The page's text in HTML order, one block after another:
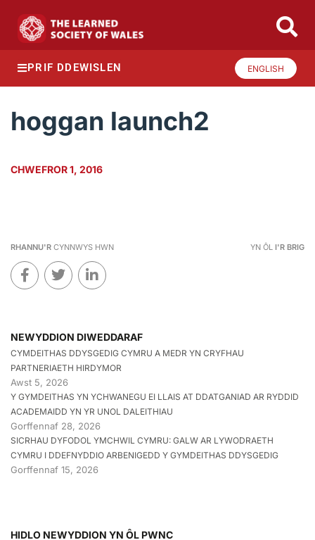
PRIF DDEWISLEN ENGLISH
hoggan launch2
CHWEFROR 1, 2016
RHANNU'R CYNNWYS HWN YN ÔL I'R BRIG
NEWYDDION DIWEDDARAF
CYMDEITHAS DDYSGEDIG CYMRU A MEDR YN CRYFHAU
PARTNERIAETH HIRDYMOR
Awst 5, 2026
Y GYMDEITHAS YN YCHWANEGU EI LLAIS AT DDATGANIAD AR RYDDID
ACADEMAIDD YN YR UNOL DALEITHIAU
Gorffennaf 28, 2026
SICRHAU DYFODOL YMCHWIL CYMRU: GALW AR LYWODRAETH
CYMRU I DDEFNYDDIO ARBENIGEDD Y GYMDEITHAS DDYSGEDIG
Gorffennaf 15, 2026
HIDLO NEWYDDION YN ÔL PWNC